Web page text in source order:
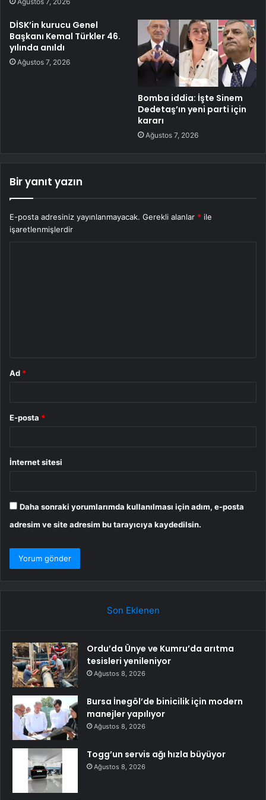
DİSK’in kurucu Genel
Başkanı Kemal Türkler 46.
yılında anıldı
Ağustos 7, 2026
Bomba iddia: İşte Sinem
Dedetaş’ın yeni parti için
kararı
Ağustos 7, 2026
Bir yanıt yazın
E-posta adresiniz yayınlanmayacak. Gerekli alanlar * ile
işaretlenmişlerdir
Ad *
E-posta *
İnternet sitesi
Daha sonraki yorumlarımda kullanılması için adım, e-posta
adresim ve site adresim bu tarayıcıya kaydedilsin.
Son Eklenen
Ordu’da Ünye ve Kumru’da arıtma
tesisleri yenileniyor
Ağustos 8, 2026
Bursa İnegöl’de binicilik için modern
manejler yapılıyor
Ağustos 8, 2026
Togg’un servis ağı hızla büyüyor
Ağustos 8, 2026